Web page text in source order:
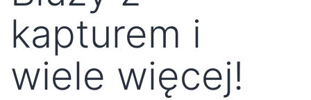
kapturem i
wiele więcej!